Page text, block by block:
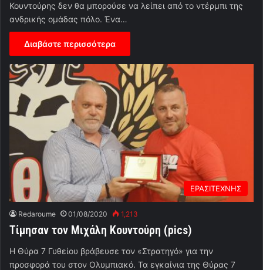
Κουντούρης δεν θα μπορούσε να λείπει από το ντέρμπι της
ανδρικής ομάδας πόλο. Ένα…
Διαβάστε περισσότερα
ΕΡΑΣΙΤΕΧΝΗΣ
Redaroume 01/08/2020 1,213
Τίμησαν τον Μιχάλη Κουντούρη (pics)
Η Θύρα 7 Γυθείου βράβευσε τον «Στρατηγό» για την
προσφορά του στον Ολυμπιακό. Τα εγκαίνια της Θύρας 7